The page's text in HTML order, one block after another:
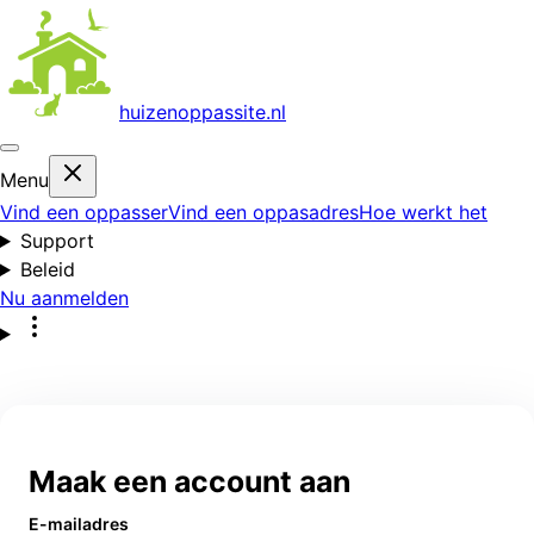
huizenoppassite.nl
Menu
Vind een oppasserVind een oppasadresHoe werkt het
Support
Beleid
Nu aanmelden
Maak een account aan
E-mailadres